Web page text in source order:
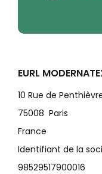
EURL
10 Rue de
75008 Paris
France
Identifiant de la
98529517900016